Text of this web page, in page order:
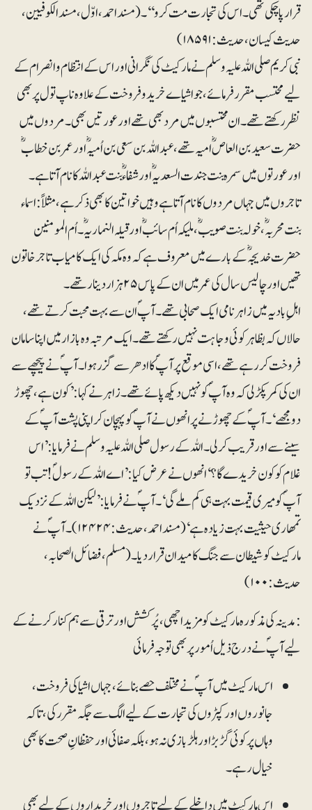
قرار پاچکی تھی۔ اس کی تجارت مت کرو‘‘۔(مسنداحمد، اوّل، مسندالکوفیین،
حدیث کیسان، حدیث: ۱۸۵۹۱)
نبی کریم صلی اللہ علیہ وسلم نے مارکیٹ کی نگرانی اور اس کے انتظام و انصرام کے
لیے محتسب مقرر فرمائے، جو اشیاے خریدوفروخت کے علاوہ ناپ تول پر بھی
نظر رکھتے تھے۔ ان محتسبوں میں مرد بھی تھے اور عورتیں بھی۔ مردوں میں
حضرت سعید بن العاصؓ امیہ تھے ، عبداللہ بن سعی بن اُمیہؓ اور عمربن خطابؓ
اور عورتوں میں سمرہ بنت جندت السعدیہؓ اور شفاءؓ بنت عبداللہ کا نام آتا ہے۔
تاجروں میں جہاں مردوں کا نام آتا ہے وہیں خواتین کا بھی ذکر ہے، مثلاً: اسماء
بنت محربہؓ، خولہ بنت صویبؓ، ملیکہ اُم سائبؓ اور قیلہ النماریہؓ۔ اُم المومنین
حضرت خدیجہؓ کے بارے میں معروف ہے کہ وہ مکہ کی ایک کامیاب تاجر خاتون
تھیں اور چالیس سال کی عمر میں ان کے پاس ۲۵ہزار دینار تھے۔
اہلِ بادیہ میں زاہر نامی ایک صحابی تھے۔ آپؐ ان سے بہت محبت کرتے تھے،
حالاں کہ بظاہر کوئی وجاہت نہیں رکھتے تھے۔ ایک مرتبہ وہ بازار میں اپنا سامان
فروخت کر رہے تھے، اسی موقع پر آپؐ کا ادھرسے گزر ہوا۔ آپؐ نے پیچھے سے
ان کی کمر پکڑ لی کہ وہ آپؐ کو نہیں دیکھ پائے تھے۔ زاہر نے کہا:’ کون ہے، چھوڑ
دو مجھے‘۔ آپؐ کے چھوڑنے پر انھوں نے آپؐ کو پہچان کر اپنی پشت آپؐ کے
سینے سے اور قریب کرلی۔ اللہ کے رسول صلی اللہ علیہ وسلم نے فرمایا: ’اس
غلام کو کون خریدے گا؟‘ انھوں نے عرض کیا: ’اے اللہ کے رسولؐ! تب تو
آپؐ کو میری قیمت بہت ہی کم ملے گی‘۔ آپؐ نے فرمایا: ’لیکن اللہ کے نزدیک
تمھاری حیثیت بہت زیادہ ہے‘ (مسنداحمد، حدیث: ۱۲۴۲۴)۔ آپؐ نے
مارکیٹ کو شیطان سے جنگ کا میدان قرار دیا۔ (مسلم، فضائل الصحابہ،
حدیث:۱۰۰)
:مدینہ کی مذکورہ مارکیٹ کو مزید اچھی ، پُرکشش اورترقی سے ہم کنار کرنے کے
لیے آپؐ نے درج ذیل اُمور پر بھی توجہ فرمائی
اس مارکیٹ میں آپؐ نے مختلف حصے بنائے، جہاں اشیاکی فروخت،
جانوروں اور کپڑوں کی تجارت کے لیے الگ سے جگہ مقرر کی، تاکہ
وہاں پر کوئی گڑبڑ اور ہلڑبازی نہ ہو، بلکہ صفائی اور حفظانِ صحت کا بھی
خیال رہے۔